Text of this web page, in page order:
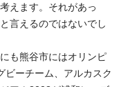
えます。それがあっ
言えるのではないでし
も熊谷市にはオリンピ
ビーチーム、アルカスク